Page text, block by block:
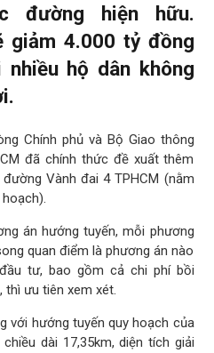
đường hiện hữu.
giảm 4.000 tỷ đồng
hộ dân không
Chính phủ và Bộ Giao thông
đã chính thức đề xuất thêm
Vành đai 4 TPHCM (nằm
án hướng tuyến, mỗi phương
quan điểm là phương án nào
tư, bao gồm cả chi phí bồi
thì ưu tiên xem xét.
với hướng tuyến quy hoạch của
dài 17,35km, diện tích giải